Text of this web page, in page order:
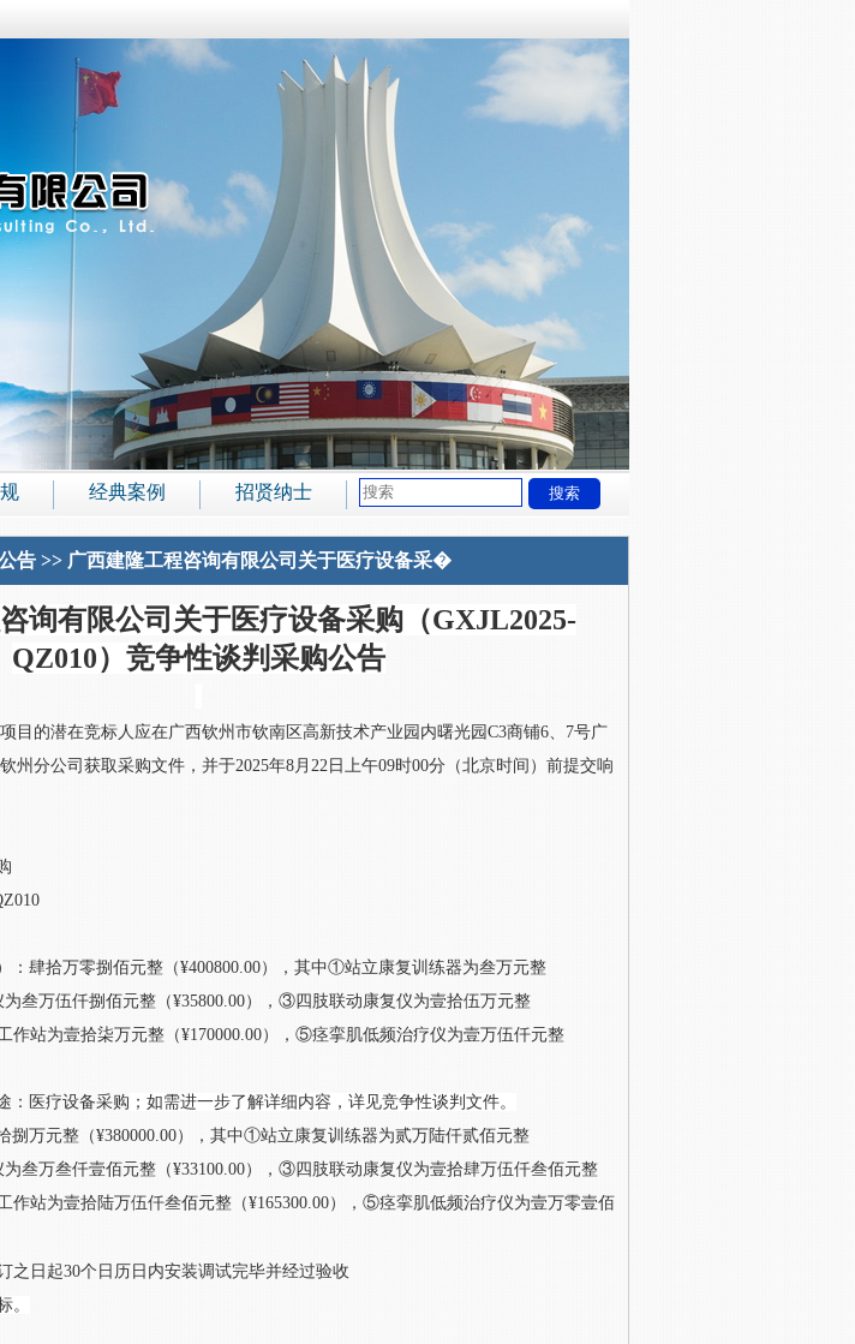
经典案例 招贤纳士
告>> 广西建隆工程咨询有限公司关于医疗设备采�
询有限公司关于医疗设备采购（GXJL2025-
QZ010） 竞争性谈判采购公告
项目的潜在竞标人应在广西钦州市钦南区高新技术产业园内曙光园 C3商铺6、7号广
州分公司获取采购文件，并于2025年8月 22日上午09时00分（北京时间）前提交响
： 肆拾万零捌佰元整（¥400800.00） ， 其中①站立康复训练器为叁万元整
为叁万伍仟捌佰元整（¥35800.00） ， ③四肢联动康复仪为壹拾伍万元整
作站为壹拾柒万元整（¥170000.00） ， ⑤痉挛肌低频治疗仪为壹万伍仟元整
： 医疗设备采购 ； 如需进一步了解详细内容，详见竞争性谈判文件。
捌万元整（¥380000.00） ， 其中①站立康复训练器为贰万陆仟贰佰元整
为叁万叁仟壹佰元整（¥33100.00） ， ③四肢联动康复仪为壹拾肆万伍仟叁佰元整
作站为壹拾陆万伍仟叁佰元整（¥165300.00） ， ⑤痉挛肌低频治疗仪为壹万零壹佰
之日起30个日历 日 内安装调试完毕并经过验收
。